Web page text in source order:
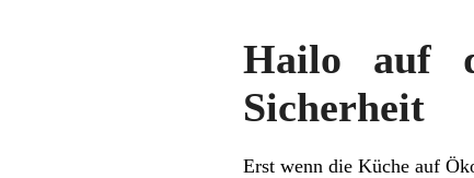
Hailo auf
Sicherheit
Erst wenn die Küche auf